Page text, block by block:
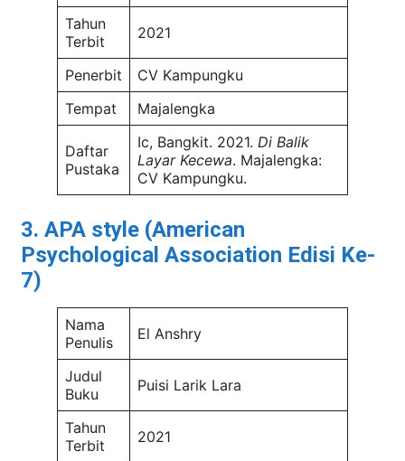
Tahun
Terbit
2021
Penerbit
CV Kampungku
Tempat
Majalengka
Daftar
Pustaka
Ic, Bangkit. 2021. Di Balik
Layar Kecewa. Majalengka:
CV Kampungku.
3. APA style (American
Psychological Association Edisi Ke-
7)
Nama
Penulis
El Anshry
Judul
Buku
Puisi Larik Lara
Tahun
Terbit
2021